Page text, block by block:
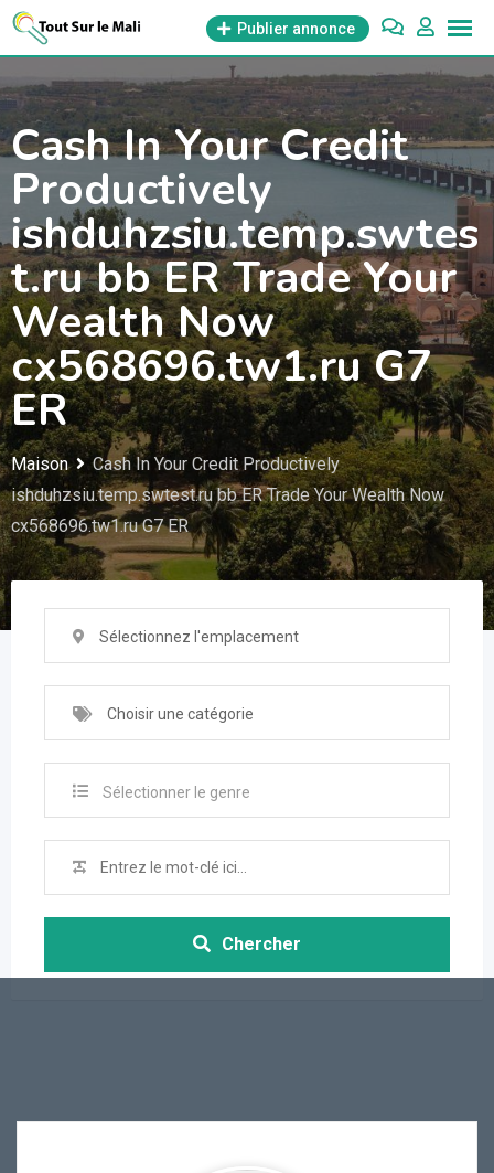
Aller
contenu
Publier annonce
Cash In Your Credit
Productively
ishduhzsiu.temp.swtes
t.ru bb ER Trade Your
Wealth Now
cx568696.tw1.ru G7
ER
Maison
Cash In Your Credit Productively
ishduhzsiu.temp.swtest.ru bb ER Trade Your Wealth Now
cx568696.tw1.ru G7 ER
Sélectionnez l'emplacement
Choisir une catégorie
Sélectionner le genre
Chercher